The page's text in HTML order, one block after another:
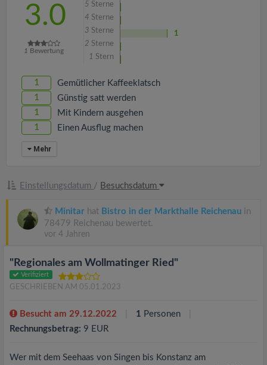
3.0
1 Bewertung
5 Sterne
4 Sterne
3 Sterne
1
2 Sterne
1 Stern
1 Gemütlicher Kaffeeklatsch
1 Günstig satt werden
1 Mit Kindern ausgehen
1 Einen Ausflug machen
Mehr
Einstellungsdatum / Besuchsdatum
Minitar hat Bistro in der Markthalle Reichenau in
78479 Reichenau bewertet.
vor 4 Jahren
"Regionales am Wollmatinger Ried"
Verifiziert
GESCHRIEBEN AM 05.01.2023
Besucht am 29.12.2022 1 Personen
Rechnungsbetrag: 9 EUR
Wer mit dem Seehaas von Singen bis Konstanz am